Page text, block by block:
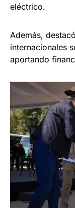
eléctrico.
Además,
internacionales
aportando